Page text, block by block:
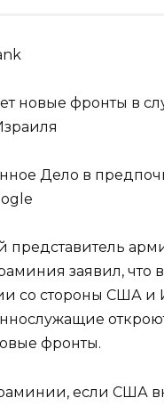
новые фронты в
Дело в
заявил, что в
со стороны США и
фронты.
если США